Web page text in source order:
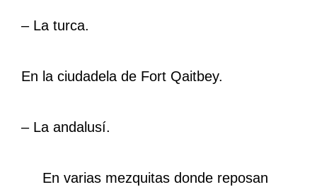
– La turca.
En la ciudadela de Fort Qaitbey.
– La andalusí.
En varias mezquitas donde reposan